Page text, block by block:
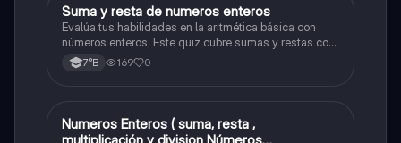
SMatemáticas
Suma y resta de numeros enteros
Evalúa tus habilidades en la aritmética básica con
números enteros. Este quiz cubre sumas y restas con
números positivos y negativos.
7°B 169 0
Matemáticas
Numeros Enteros ( suma, resta ,